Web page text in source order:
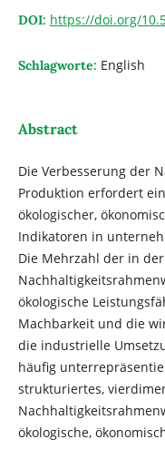
DOI: https://doi.org/
Schlagworte: English
Abstract
Die Verbesserung der
Produktion erfordert
ökologischer,
Indikatoren in
Die Mehrzahl der in
ökologische
Machbarkeit und die
die industrielle
häufig
strukturiertes,
ökologische,